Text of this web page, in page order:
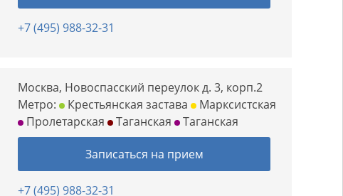
+7 (495) 988-32-31
Москва, Новоспасский переулок д. 3, корп.2
Метро:
Крестьянская застава
Марксистская
Пролетарская
Таганская Таганская
Записаться на прием
+7 (495) 988-32-31